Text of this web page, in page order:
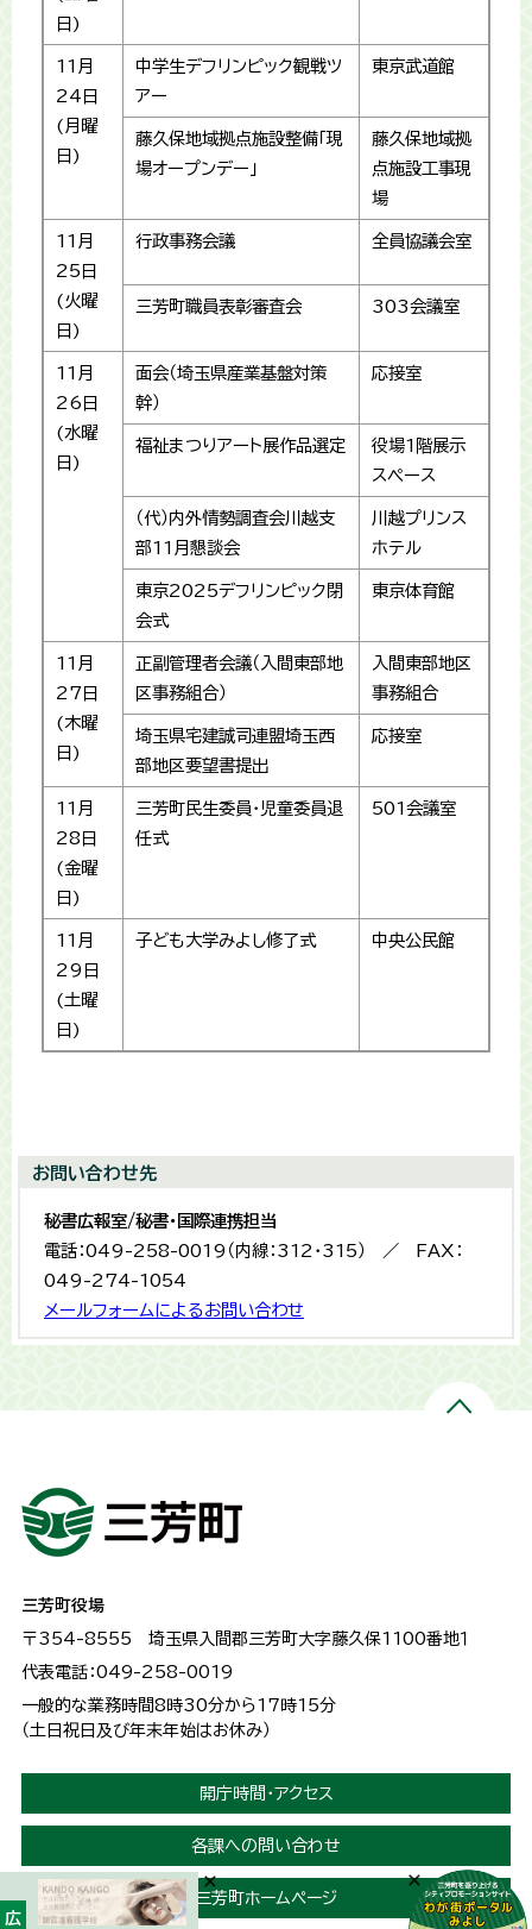
日)
11月
24日
(月曜
日)
中学生デフリンピック観戦ツ
アー
東京武道館
藤久保地域拠点施設整備「現
場オープンデー」
藤久保地域拠
点施設工事現
場
11月
25日
(火曜
日)
行政事務会議 全員協議会室
三芳町職員表彰審査会 303会議室
11月
26日
(水曜
日)
面会（埼玉県産業基盤対策
幹）
応接室
福祉まつりアート展作品選定
役場1階展示
スペース
（代）内外情勢調査会川越支
部11月懇談会
川越プリンス
ホテル
東京2025デフリンピック閉
会式
東京体育館
11月
27日
(木曜
日)
正副管理者会議（入間東部地
区事務組合）
入間東部地区
事務組合
埼玉県宅建誠司連盟埼玉西
部地区要望書提出
応接室
11月
28日
(金曜
日)
三芳町民生委員・児童委員退
任式
501会議室
11月
29日
(土曜
日)
子ども大学みよし修了式 中央公民館
お問い合わせ先
秘書広報室/秘書・国際連携担当
電話：049-258-0019（内線：312・315） ／ FAX：
049-274-1054
メールフォームによるお問い合わせ
三芳町役場
〒354-8555 埼玉県入間郡三芳町大字藤久保1100番地１
代表電話：049-258-0019
一般的な業務時間8時30分から17時15分
（土日祝日及び年末年始はお休み）
開庁時間・アクセス
各課への問い合わせ
三芳町ホームページ